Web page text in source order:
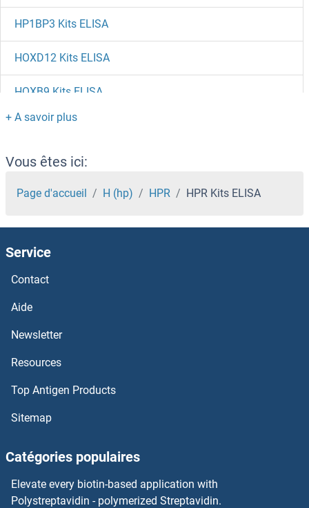
HP1BP3 Kits ELISA
HOXD12 Kits ELISA
HOXB9 Kits ELISA
HOXB4 Kits ELISA
HOXA10 Kits ELISA
HOXA1 Kits ELISA
HORMAD2 Kits ELISA
HORMAD1 Kits ELISA
HOMER1 Kits ELISA
Homeobox B7 Kits ELISA
HOGA1 Kits ELISA
HNRPDL Kits ELISA
HNRNPUL2 Kits ELISA
Vous êtes ici:
Page d'accueil H (hp) HPR HPR Kits ELISA
Service
Contact
Aide
Newsletter
Resources
Top Antigen Products
Sitemap
Catégories populaires
Elevate every biotin-based application with
Polystreptavidin - polymerized Streptavidin.